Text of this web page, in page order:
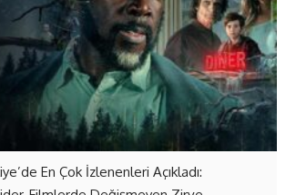
En Çok İzlenenleri Açıkladı: